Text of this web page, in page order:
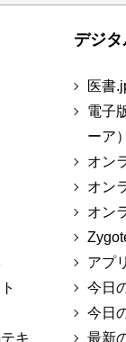
キ
デジ
医書
電子
ーア）
オン
オン
オン
アプ
今日
今日
最新